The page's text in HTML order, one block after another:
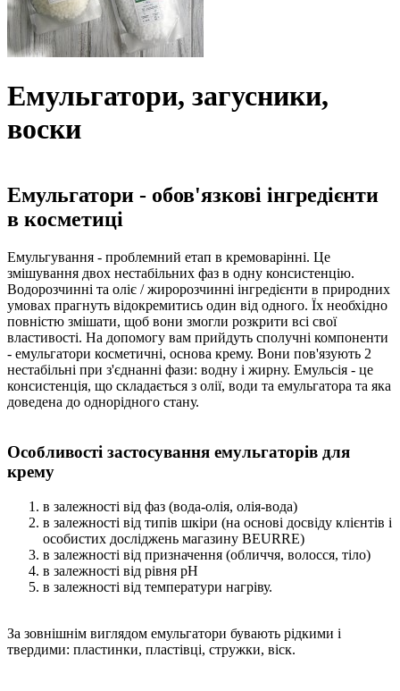
Емульгатори, загусники,
воски
Емульгатори - обов'язкові інгредієнти
в косметиці
Емульгування - проблемний етап в кремоварінні. Це
змішування двох нестабільних фаз в одну консистенцію.
Водорозчинні та оліє / жиророзчинні інгредієнти в природних
умовах прагнуть відокремитись один від одного. Їх необхідно
повністю змішати, щоб вони змогли розкрити всі свої
властивості. На допомогу вам прийдуть сполучні компоненти
- емульгатори косметичні, основа крему. Вони пов'язують 2
нестабільні при з'єднанні фази: водну і жирну. Емульсія - це
консистенція, що складається з олії, води та емульгатора та яка
доведена до однорідного стану.
Особливості застосування емульгаторів для
крему
в залежності від фаз (вода-олія, олія-вода)
в залежності від типів шкіри (на основі досвіду клієнтів і
особистих досліджень магазину BEURRE)
в залежності від призначення (обличчя, волосся, тіло)
в залежності від рівня pH
в залежності від температури нагріву.
За зовнішнім виглядом емульгатори бувають рідкими і
твердими: пластинки, пластівці, стружки, віск.